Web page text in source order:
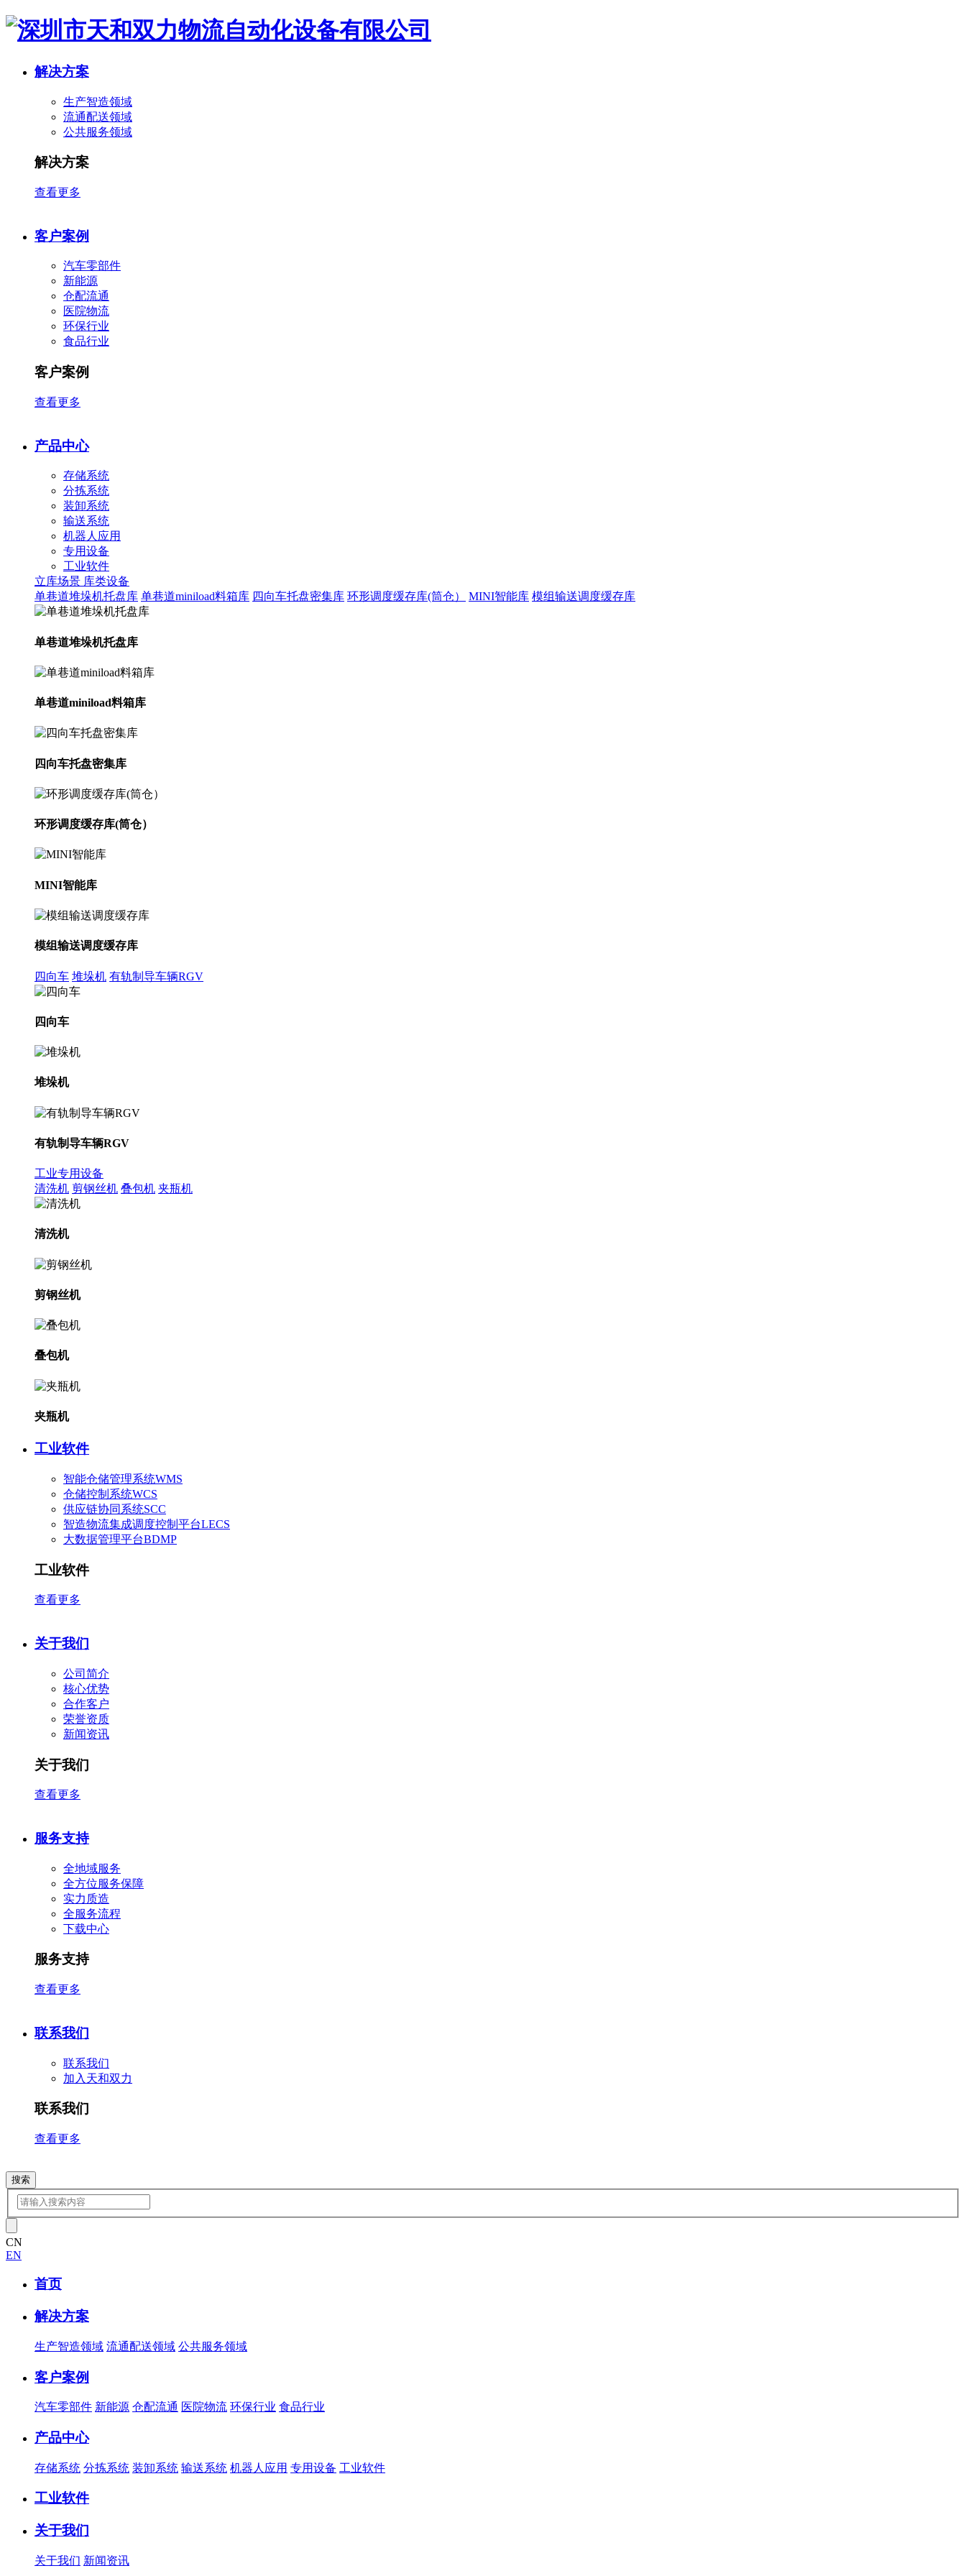
解决方案
生产智造领域
流通配送领域
公共服务领域
解决方案
查看更多
客户案例
汽车零部件
新能源
仓配流通
医院物流
环保行业
食品行业
客户案例
查看更多
产品中心
存储系统
分拣系统
装卸系统
输送系统
机器人应用
专用设备
工业软件
立库场景 库类设备
单巷道堆垛机托盘库 单巷道miniload料箱库 四向车托盘密集库 环形调度缓存库(筒仓） MINI智能库 模组输送调度缓存库
单巷道堆垛机托盘库
单巷道miniload料箱库
四向车托盘密集库
环形调度缓存库(筒仓）
MINI智能库
模组输送调度缓存库
四向车 堆垛机 有轨制导车辆RGV
四向车
堆垛机
有轨制导车辆RGV
工业专用设备
清洗机 剪钢丝机 叠包机 夹瓶机
清洗机
剪钢丝机
叠包机
夹瓶机
工业软件
智能仓储管理系统WMS
仓储控制系统WCS
供应链协同系统SCC
智造物流集成调度控制平台LECS
大数据管理平台BDMP
工业软件
查看更多
关于我们
公司简介
核心优势
合作客户
​荣誉资质
新闻资讯
关于我们
查看更多
服务支持
全地域服务
全方位服务保障
实力质造
全服务流程
下载中心
服务支持
查看更多
联系我们
联系我们
加入天和双力
联系我们
查看更多
搜索
CN
EN
首页
解决方案
生产智造领域 流通配送领域 公共服务领域
客户案例
汽车零部件 新能源 仓配流通 医院物流 环保行业 食品行业
产品中心
存储系统 分拣系统 装卸系统 输送系统 机器人应用 专用设备 工业软件
工业软件
关于我们
关于我们 新闻资讯